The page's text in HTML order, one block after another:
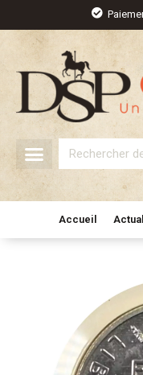
contenu
Rechercher
Accueil